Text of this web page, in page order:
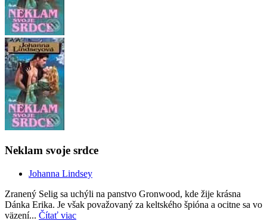
Neklam svoje srdce
Johanna Lindsey
Zranený Selig sa uchýli na panstvo Gronwood, kde žije krásna
Dánka Erika. Je však považovaný za keltského špióna a ocitne sa vo
väzení... Čítať viac